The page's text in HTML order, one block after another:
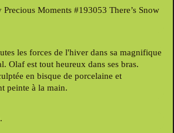
Moments #193053 There’s Snow
les forces de l'hiver dans sa magnifique
Olaf est tout heureux dans ses bras.
en bisque de porcelaine et
peinte à la main.